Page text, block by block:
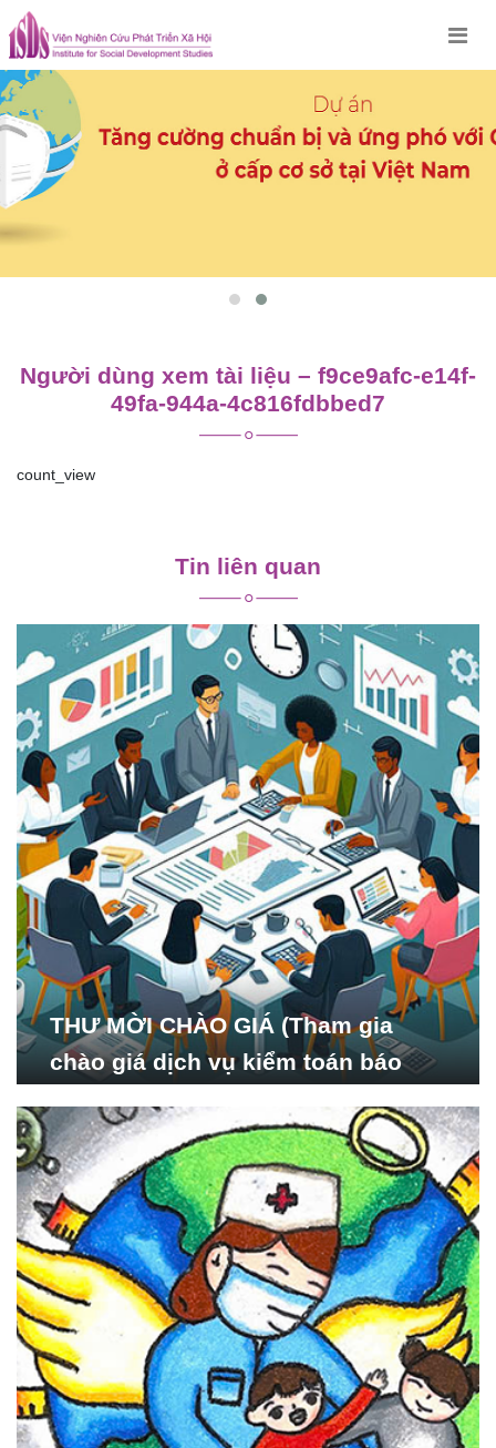
Skip
to
content
Người dùng xem tài liệu – f9ce9afc-e14f-
49fa-944a-4c816fdbbed7
count_view
viết
Tin liên quan
THƯ MỜI CHÀO GIÁ (Tham gia
chào giá dịch vụ kiểm toán báo
Nghiên cứu Phát triển Xã
hội_ISDS)